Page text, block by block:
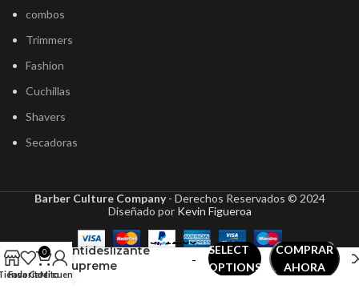
combos
Trimmers
Fashion
Cuchillas
Shavers
Secadoras
Barber Culture Company- Derechos Reservados © 2024
Diseñado por Kevin Figueroa
Bandita
Antideslizante
Supreme
Negro Blanco
S/12.00
-
Rango
SELECT
OPTIONS
COMPRAR
AHORA
Favoritos
0
Carrito
Mi cuenta